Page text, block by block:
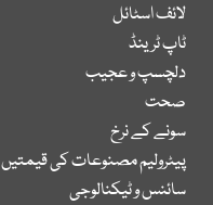
لائف اسٹائل
ٹاپ ٹرینڈ
دلچسپ و عجیب
صحت
سونے کے نرخ
پیٹرولیم مصنوعات کی قیمتیں
سائنس و ٹیکنالوجی